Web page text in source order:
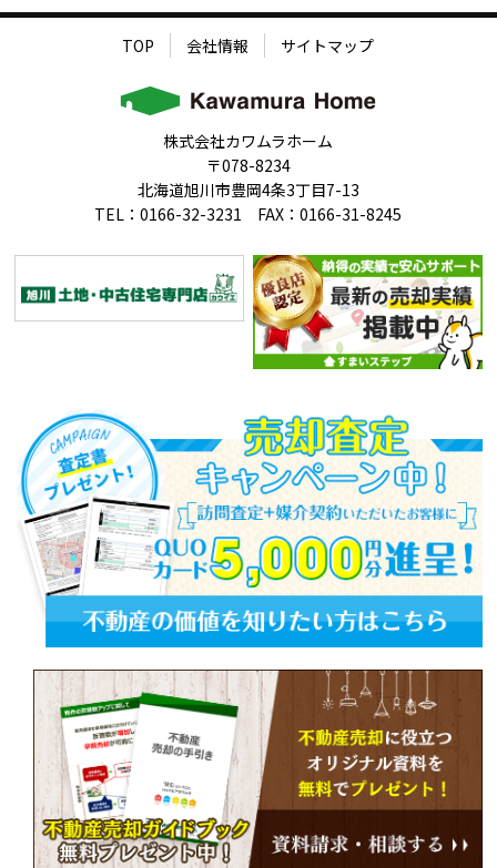
TOP 会社情報 サイトマップ
株式会社カワムラホーム
〒078-8234
北海道旭川市豊岡4条3丁目7-13
TEL：0166-32-3231 FAX：0166-31-8245